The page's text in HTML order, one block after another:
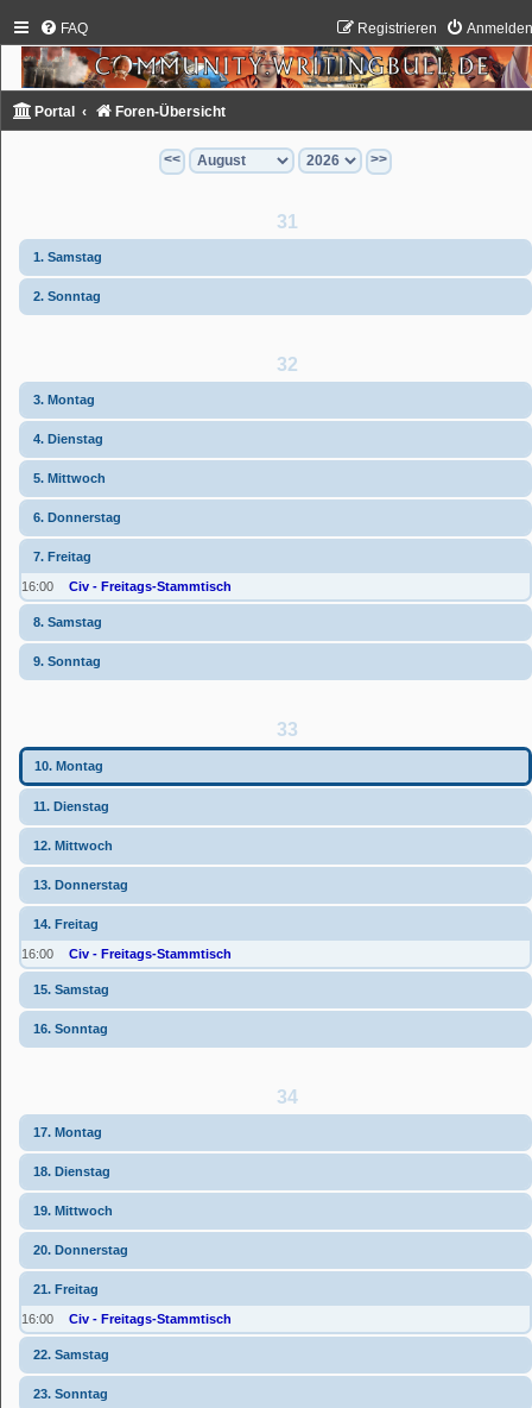
FAQ Registrieren
Portal Foren-Übersicht
<< >>
31
1. Samstag
2. Sonntag
32
3. Montag
4. Dienstag
5. Mittwoch
6. Donnerstag
7. Freitag
16:00 Civ - Freitags-Stammtisch
8. Samstag
9. Sonntag
33
10. Montag
11. Dienstag
12. Mittwoch
13. Donnerstag
14. Freitag
16:00 Civ - Freitags-Stammtisch
15. Samstag
16. Sonntag
34
17. Montag
18. Dienstag
19. Mittwoch
20. Donnerstag
21. Freitag
16:00 Civ - Freitags-Stammtisch
22. Samstag
23. Sonntag